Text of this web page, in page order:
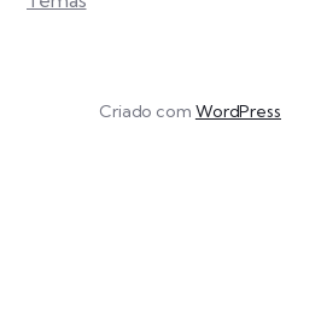
Criado com WordPress